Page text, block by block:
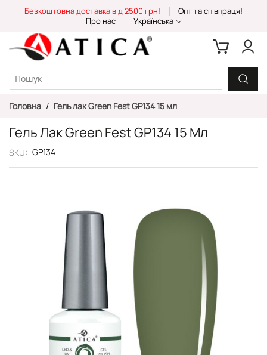
Content
Безкоштовна доставка від 2500 грн!
Опт та співпраця!
Про нас
Українська
Головна Гель лак Green Fest GP134 15 мл
Гель Лак Green Fest GP134 15 Мл
SKU GP134